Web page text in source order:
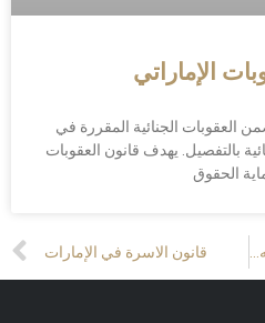
الإماراتي
العقوبات الجنائية المقررة في
بالتفصيل. يهدف قانون العقوبات
الحقوق
إنهاء عقد العمل قبل انتهاء مدته الإمارات قانون الاسرة في الإمارات